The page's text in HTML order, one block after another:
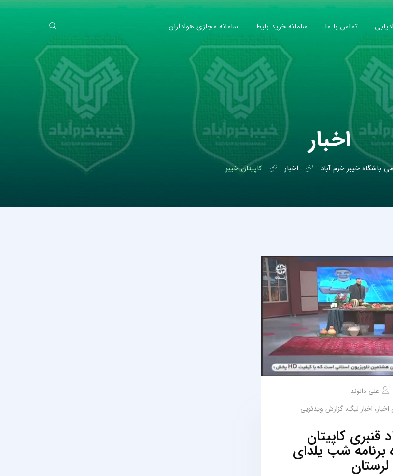
تماس با ما سامانه خرید بلیط سامانه مجازی هواداران
اخبار
باشگاه خیبر خرم آباد اخبار کاپیتان خیبر
علی دالوند
، اخبار لیگ، گزارش ویدئویی
قنبری کاپیتان
برنامه شب یلدای